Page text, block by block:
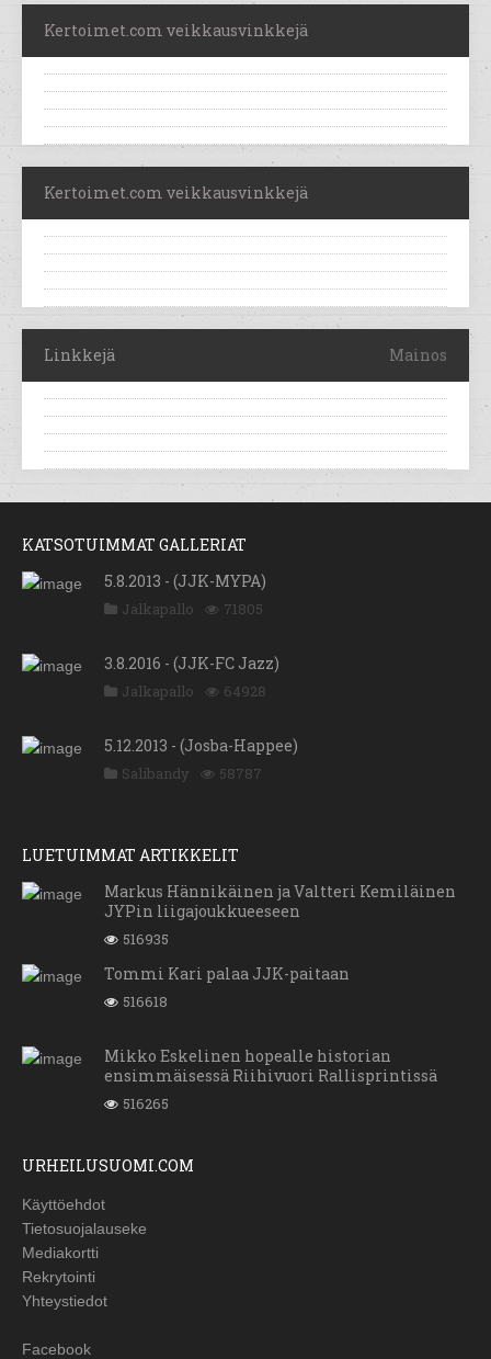
Kertoimet.com veikkausvinkkejä
Kertoimet.com veikkausvinkkejä
Linkkejä Mainos
KATSOTUIMMAT GALLERIAT
5.8.2013 - (JJK-MYPA)
Jalkapallo 71805
3.8.2016 - (JJK-FC Jazz)
Jalkapallo 64928
5.12.2013 - (Josba-Happee)
Salibandy 58787
LUETUIMMAT ARTIKKELIT
Markus Hännikäinen ja Valtteri Kemiläinen
JYPin liigajoukkueeseen
516935
Tommi Kari palaa JJK-paitaan
516618
Mikko Eskelinen hopealle historian
ensimmäisessä Riihivuori Rallisprintissä
516265
URHEILUSUOMI.COM
Käyttöehdot
Tietosuojalauseke
Mediakortti
Rekrytointi
Yhteystiedot
Facebook